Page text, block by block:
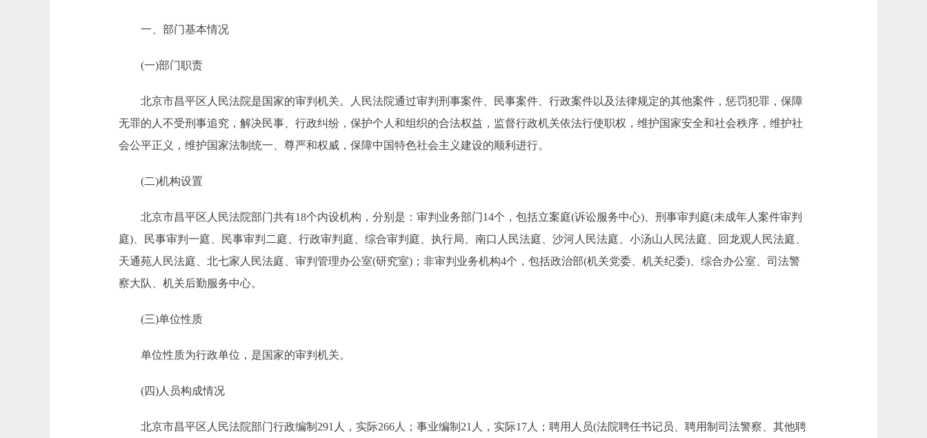
一、部门基本情况
(一)部门职责
北京市昌平区人民法院是国家的审判机关。人民法院通过审判刑事案件、民事案件、行政案件以及法律规定的其他案件，惩罚犯罪，保障
无罪的人不受刑事追究，解决民事、行政纠纷，保护个人和组织的合法权益，监督行政机关依法行使职权，维护国家安全和社会秩序，维护社
会公平正义，维护国家法制统一、尊严和权威，保障中国特色社会主义建设的顺利进行。
(二)机构设置
北京市昌平区人民法院部门共有18个内设机构，分别是：审判业务部门14个，包括立案庭(诉讼服务中心)、刑事审判庭(未成年人案件审判
庭)、民事审判一庭、民事审判二庭、行政审判庭、综合审判庭、执行局、南口人民法庭、沙河人民法庭、小汤山人民法庭、回龙观人民法庭、
天通苑人民法庭、北七家人民法庭、审判管理办公室(研究室)；非审判业务机构4个，包括政治部(机关党委、机关纪委)、综合办公室、司法警
察大队、机关后勤服务中心。
(三)单位性质
单位性质为行政单位，是国家的审判机关。
(四)人员构成情况
北京市昌平区人民法院部门行政编制291人，实际266人；事业编制21人，实际17人；聘用人员(法院聘任书记员、聘用制司法警察、其他聘